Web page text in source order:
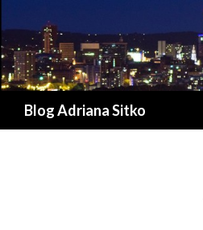
Blog Adriana Sitko